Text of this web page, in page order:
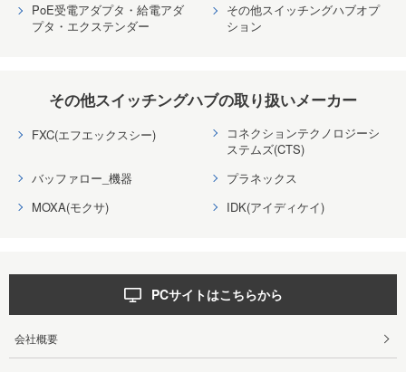
PoE受電アダプタ・給電アダ
プタ・エクステンダー
その他スイッチングハブオプ
ション
その他スイッチングハブの取り扱いメーカー
FXC(エフエックスシー)
コネクションテクノロジーシ
ステムズ(CTS)
バッファロー_機器
プラネックス
MOXA(モクサ)
IDK(アイディケイ)
PCサイトはこちらから
会社概要